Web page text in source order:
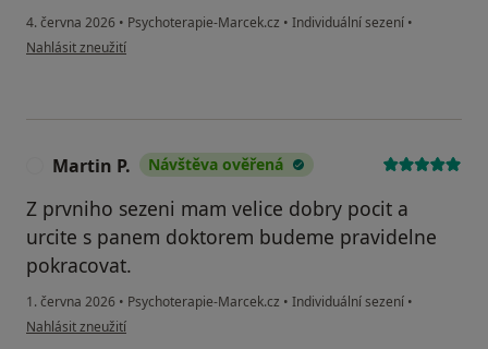
4. června 2026 • Psychoterapie-Marcek.cz • Individuální sezení •
podle názoru uživatele Jenda
Nahlásit zneužití
Martin P. Návštěva ověřená
Z prvniho sezeni mam velice dobry pocit a
urcite s panem doktorem budeme pravidelne
pokracovat.
1. června 2026 • Psychoterapie-Marcek.cz • Individuální sezení •
podle názoru uživatele Martin P.
Nahlásit zneužití